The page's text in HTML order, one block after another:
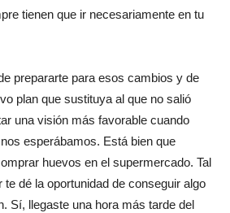
tienen que ir necesariamente en tu
prepararte para esos cambios y de
plan que sustituya al que no salió
una visión más favorable cuando
esperábamos. Está bien que
huevos en el supermercado. Tal
dé la oportunidad de conseguir algo
Sí, llegaste una hora más tarde del